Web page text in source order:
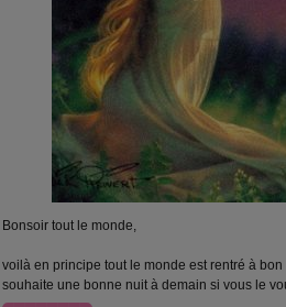
Bonsoir tout le monde,
voilà en principe tout le monde est rentré à
souhaite une bonne nuit à demain si vous le